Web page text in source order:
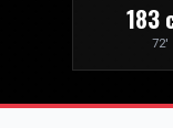
183
72'